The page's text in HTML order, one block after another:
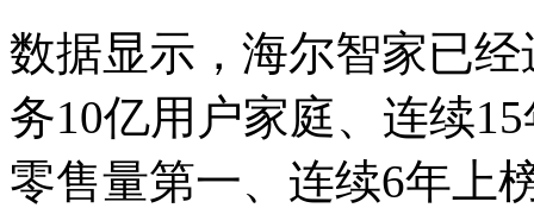
计
行
展
览
会
之
数据显示，海尔智家已
务10亿用户家庭、连续
零售量第一、连续6年上